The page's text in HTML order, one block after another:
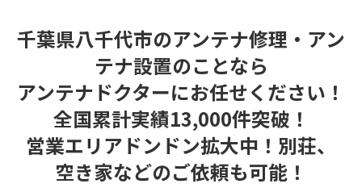
2022/12/26
年末年始休暇につきまして
2022/07/04
フリーボイス（0120番号）への発信につきまし
て
2024/12/28
年末年始休業のお知らせ
千葉県八千代市のアンテナ修理・アン
テナ設置のことなら
アンテナドクターにお任せください！
全国累計実績13,000件突破！
営業エリアドンドン拡大中！別荘、
空き家などのご依頼も可能！